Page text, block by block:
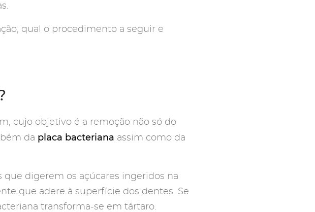
qual o procedimento a seguir e
cujo objetivo é a remoção não só do
da placa bacteriana assim como da
que digerem os açúcares ingeridos na
que adere à superfície dos dentes. Se
transforma-se em tártaro.